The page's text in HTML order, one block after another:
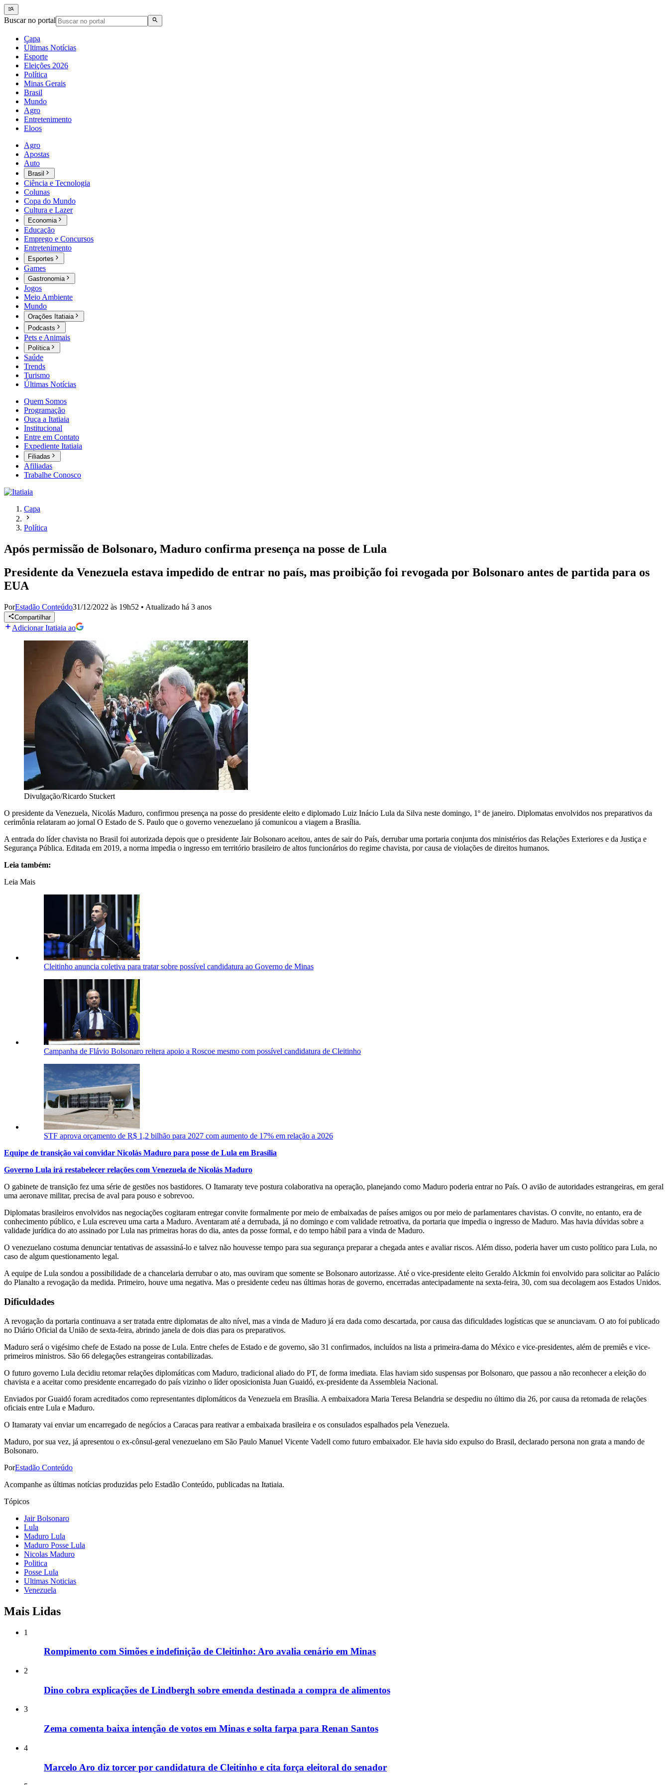
Buscar no portal
Capa
Últimas Notícias
Esporte
Eleições 2026
Política
Minas Gerais
Brasil
Mundo
Agro
Entretenimento
Eloos
Agro
Apostas
Auto
Brasil
Ciência e Tecnologia
Colunas
Copa do Mundo
Cultura e Lazer
Economia
Educação
Emprego e Concursos
Entretenimento
Esportes
Games
Gastronomia
Jogos
Meio Ambiente
Mundo
Orações Itatiaia
Podcasts
Pets e Animais
Política
Saúde
Trends
Turismo
Últimas Notícias
Quem Somos
Programação
Ouça a Itatiaia
Institucional
Entre em Contato
Expediente Itatiaia
Filiadas
Afiliadas
Trabalhe Conosco
Capa
Política
Após permissão de Bolsonaro, Maduro confirma presença na posse de Lula
Presidente da Venezuela estava impedido de entrar no país, mas proibição foi revogada por Bolsonaro antes de partida para os
EUA
PorEstadão Conteúdo31/12/2022 às 19h52 • Atualizado há 3 anos
Compartilhar
Adicionar Itatiaia ao
Divulgação/Ricardo Stuckert
O presidente da Venezuela, Nicolás Maduro, confirmou presença na posse do presidente eleito e diplomado Luiz Inácio Lula da Silva neste domingo, 1º de janeiro. Diplomatas envolvidos nos preparativos da
cerimônia relataram ao jornal O Estado de S. Paulo que o governo venezuelano já comunicou a viagem a Brasília.
A entrada do líder chavista no Brasil foi autorizada depois que o presidente Jair Bolsonaro aceitou, antes de sair do País, derrubar uma portaria conjunta dos ministérios das Relações Exteriores e da Justiça e
Segurança Pública. Editada em 2019, a norma impedia o ingresso em território brasileiro de altos funcionários do regime chavista, por causa de violações de direitos humanos.
Leia também:
Leia Mais
Cleitinho anuncia coletiva para tratar sobre possível candidatura ao Governo de Minas
Campanha de Flávio Bolsonaro reitera apoio a Roscoe mesmo com possível candidatura de Cleitinho
STF aprova orçamento de R$ 1,2 bilhão para 2027 com aumento de 17% em relação a 2026
Equipe de transição vai convidar Nicolás Maduro para posse de Lula em Brasília
Governo Lula irá restabelecer relações com Venezuela de Nicolás Maduro
O gabinete de transição fez uma série de gestões nos bastidores. O Itamaraty teve postura colaborativa na operação, planejando como Maduro poderia entrar no País. O avião de autoridades estrangeiras, em geral
uma aeronave militar, precisa de aval para pouso e sobrevoo.
Diplomatas brasileiros envolvidos nas negociações cogitaram entregar convite formalmente por meio de embaixadas de países amigos ou por meio de parlamentares chavistas. O convite, no entanto, era de
conhecimento público, e Lula escreveu uma carta a Maduro. Aventaram até a derrubada, já no domingo e com validade retroativa, da portaria que impedia o ingresso de Maduro. Mas havia dúvidas sobre a
validade jurídica do ato assinado por Lula nas primeiras horas do dia, antes da posse formal, e do tempo hábil para a vinda de Maduro.
O venezuelano costuma denunciar tentativas de assassiná-lo e talvez não houvesse tempo para sua segurança preparar a chegada antes e avaliar riscos. Além disso, poderia haver um custo político para Lula, no
caso de algum questionamento legal.
A equipe de Lula sondou a possibilidade de a chancelaria derrubar o ato, mas ouviram que somente se Bolsonaro autorizasse. Até o vice-presidente eleito Geraldo Alckmin foi envolvido para solicitar ao Palácio
do Planalto a revogação da medida. Primeiro, houve uma negativa. Mas o presidente cedeu nas últimas horas de governo, encerradas antecipadamente na sexta-feira, 30, com sua decolagem aos Estados Unidos.
Dificuldades
A revogação da portaria continuava a ser tratada entre diplomatas de alto nível, mas a vinda de Maduro já era dada como descartada, por causa das dificuldades logísticas que se anunciavam. O ato foi publicado
no Diário Oficial da União de sexta-feira, abrindo janela de dois dias para os preparativos.
Maduro será o vigésimo chefe de Estado na posse de Lula. Entre chefes de Estado e de governo, são 31 confirmados, incluídos na lista a primeira-dama do México e vice-presidentes, além de premiês e vice-
primeiros ministros. São 66 delegações estrangeiras contabilizadas.
O futuro governo Lula decidiu retomar relações diplomáticas com Maduro, tradicional aliado do PT, de forma imediata. Elas haviam sido suspensas por Bolsonaro, que passou a não reconhecer a eleição do
chavista e a aceitar como presidente encarregado do país vizinho o líder oposicionista Juan Guaidó, ex-presidente da Assembleia Nacional.
Enviados por Guaidó foram acreditados como representantes diplomáticos da Venezuela em Brasília. A embaixadora Maria Teresa Belandria se despediu no último dia 26, por causa da retomada de relações
oficiais entre Lula e Maduro.
O Itamaraty vai enviar um encarregado de negócios a Caracas para reativar a embaixada brasileira e os consulados espalhados pela Venezuela.
Maduro, por sua vez, já apresentou o ex-cônsul-geral venezuelano em São Paulo Manuel Vicente Vadell como futuro embaixador. Ele havia sido expulso do Brasil, declarado persona non grata a mando de
Bolsonaro.
PorEstadão Conteúdo
Acompanhe as últimas notícias produzidas pelo Estadão Conteúdo, publicadas na Itatiaia.
Tópicos
Jair Bolsonaro
Lula
Maduro Lula
Maduro Posse Lula
Nicolas Maduro
Politica
Posse Lula
Ultimas Noticias
Venezuela
Mais Lidas
1
Rompimento com Simões e indefinição de Cleitinho: Aro avalia cenário em Minas
2
Dino cobra explicações de Lindbergh sobre emenda destinada a compra de alimentos
3
Zema comenta baixa intenção de votos em Minas e solta farpa para Renan Santos
4
Marcelo Aro diz torcer por candidatura de Cleitinho e cita força eleitoral do senador